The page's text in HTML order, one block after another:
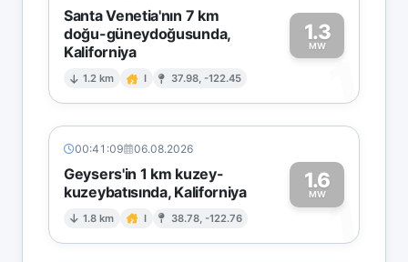
Santa Venetia'nın 7 km
doğu-güneydoğusunda,
Kaliforniya
1.2 km I 37.98, -122.45
1.3
MW
1
00:41:09 06.08.2026
Geysers'in 1 km kuzey-
kuzeybatısında, Kaliforniya
1.8 km I 38.78, -122.76
1.6
MW1